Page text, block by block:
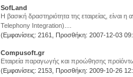
SofLand
Η βασική δραστηριότητα της εταιρείας,
Telephony Integration)....
(Εμφανίσεις: 2161, Προσθήκη: 2007-12-03
Compusoft.gr
Εταιρεία παραγωγής και προώθησης
(Εμφανίσεις: 2153, Προσθήκη: 2009-10-26